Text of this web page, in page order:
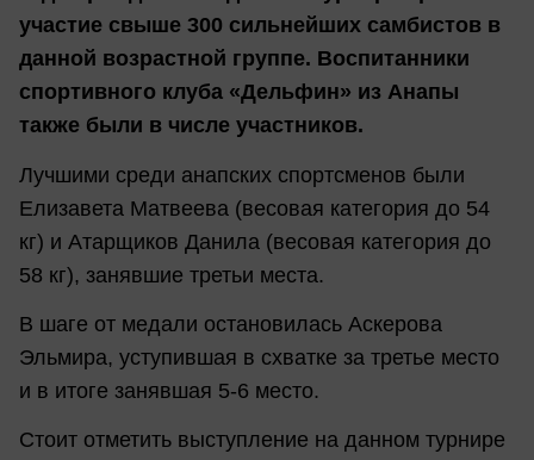
участие свыше 300 сильнейших самбистов в
данной возрастной группе. Воспитанники
спортивного клуба «Дельфин» из Анапы
также были в числе участников.
Лучшими среди анапских спортсменов были
Елизавета Матвеева (весовая категория до 54
кг) и Атарщиков Данила (весовая категория до
58 кг), занявшие третьи места.
В шаге от медали остановилась Аскерова
Эльмира, уступившая в схватке за третье место
и в итоге занявшая 5-6 место.
Стоит отметить выступление на данном турнире